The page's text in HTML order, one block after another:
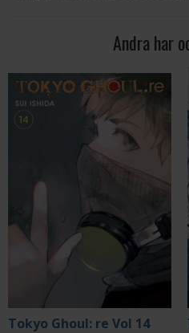
Andra har
Tokyo Ghoul: re Vol 14